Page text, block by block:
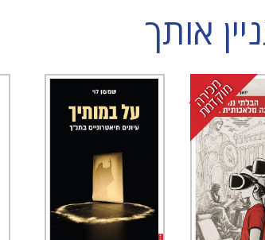
אותך
מ
כ
י
ר
ה
מ
ו
ק
ד
מ
ת